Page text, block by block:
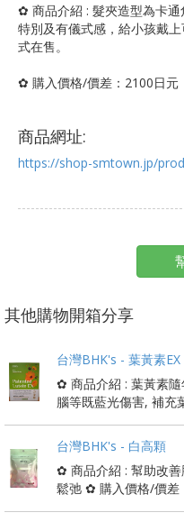
✿ 商品介紹 : 髮夾造型為卡
特別及有儀式感，給小孩戴
式在售。
✿ 購入價格/價差：2100日元
商品網址:
https://shop-smtown.jp/
其他購物開箱分享
台灣BHK's - 葉黃素EX
✿ 商品介紹 : 葉黃素
腦等既藍光傷害, 補充
台灣BHK's - 白高顆
✿ 商品介紹 : 幫助改
鬆弛 ✿ 購入價格/價差